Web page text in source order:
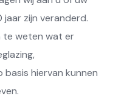
jaar zijn veranderd.
te weten wat er
basis hiervan kunnen